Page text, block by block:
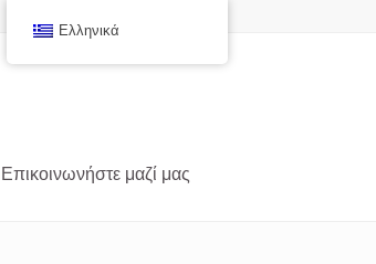
Επικοινωνήστε μαζί μας
Ελληνικά